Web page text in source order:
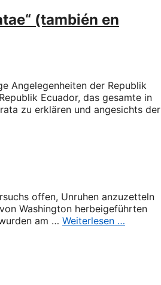
(también en
Angelegenheiten der Republik
Ecuador, das gesamte in
zu erklären und angesichts der
offen, Unruhen anzuzetteln
Washington herbeigeführten
am … Weiterlesen …